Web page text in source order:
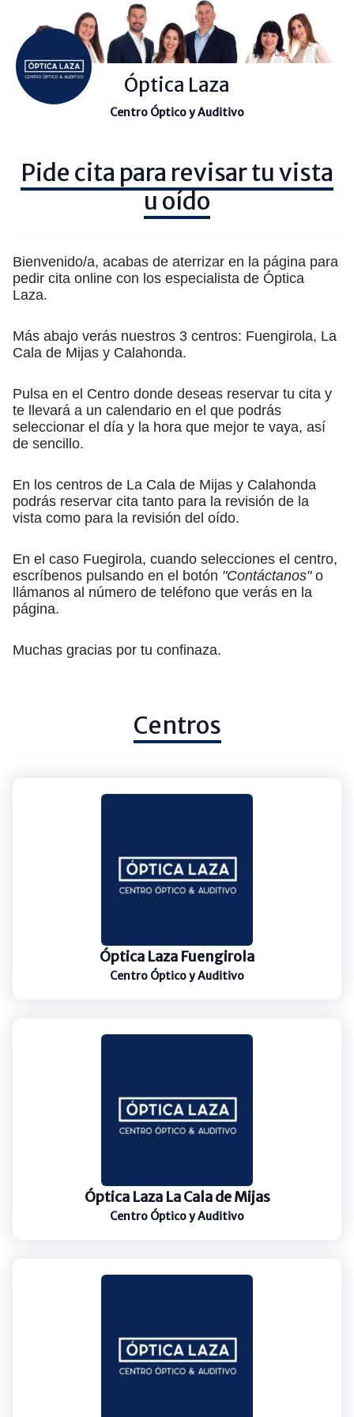
Óptica Laza
Centro Óptico y Auditivo
Pide cita para revisar tu vista
u oído
Bienvenido/a, acabas de aterrizar en la página para
pedir cita online con los especialista de Óptica
Laza.
Más abajo verás nuestros 3 centros: Fuengirola, La
Cala de Mijas y Calahonda.
Pulsa en el Centro donde deseas reservar tu cita y
te llevará a un calendario en el que podrás
seleccionar el día y la hora que mejor te vaya, así
de sencillo.
En los centros de La Cala de Mijas y Calahonda
podrás reservar cita tanto para la revisión de la
vista como para la revisión del oído.
En el caso Fuegirola, cuando selecciones el centro,
escríbenos pulsando en el botón "Contáctanos"o
llámanos al número de teléfono que verás en la
página.
Muchas gracias por tu confinaza.
Centros
Óptica Laza Fuengirola
Centro Óptico y Auditivo
Óptica Laza La Cala de Mijas
Centro Óptico y Auditivo